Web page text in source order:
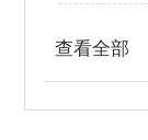
查看全部